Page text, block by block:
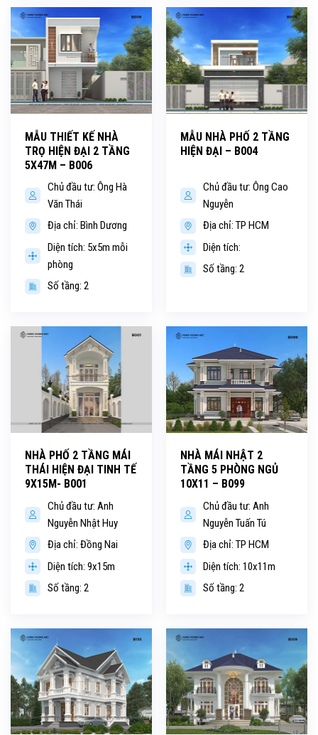
MẪU THIẾT KẾ NHÀ
TRỌ HIỆN ĐẠI 2 TẦNG
5X47M – B006
Chủ đầu tư: Ông Hà
Văn Thái
Địa chỉ: Bình Dương
Diện tích: 5x5m mỗi
phòng
Số tầng: 2
MẪU NHÀ PHỐ 2 TẦNG
HIỆN ĐẠI – B004
Chủ đầu tư: Ông Cao
Nguyễn
Địa chỉ: TP HCM
Diện tích:
Số tầng: 2
NHÀ PHỐ 2 TẦNG MÁI
THÁI HIỆN ĐẠI TINH TẾ
9X15M- B001
Chủ đầu tư: Anh
Nguyễn Nhật Huy
Địa chỉ: Đồng Nai
Diện tích: 9x15m
Số tầng: 2
NHÀ MÁI NHẬT 2
TẦNG 5 PHÒNG NGỦ
10X11 – B099
Chủ đầu tư: Anh
Nguyễn Tuấn Tú
Địa chỉ: TP HCM
Diện tích: 10x11m
Số tầng: 2